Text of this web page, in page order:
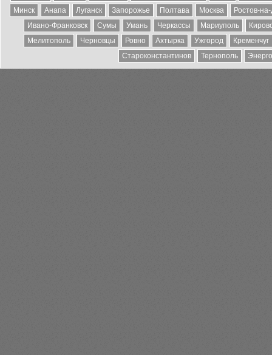
Минск
Анапа Луганск Запорожье Полтава Москва
Ростов-
Ивано-Франковск
Сумы Умань Черкассы Мариуполь
Мелитополь
Черновцы Ровно Ахтырка Ужгород
Кременчуг
Староконстантинов
Тернополь